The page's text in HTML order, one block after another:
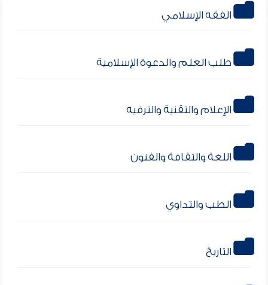
الفقه الإسلامي
طلب العلم والدعوة الإسلامية
الإعلام والتقنية والترفيه
اللغة والثقافة والفنون
الطب والتداوي
التاريخ